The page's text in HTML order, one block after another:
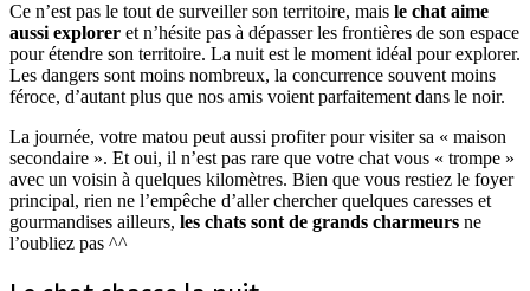
Ce n’est pas le tout de surveiller son territoire, mais le chat aime
aussi explorer et n’hésite pas à dépasser les frontières de son espace
pour étendre son territoire. La nuit est le moment idéal pour explorer.
Les dangers sont moins nombreux, la concurrence souvent moins
féroce, d’autant plus que nos amis voient parfaitement dans le noir.
La journée, votre matou peut aussi profiter pour visiter sa « maison
secondaire ». Et oui, il n’est pas rare que votre chat vous « trompe »
avec un voisin à quelques kilomètres. Bien que vous restiez le foyer
principal, rien ne l’empêche d’aller chercher quelques caresses et
gourmandises ailleurs, les chats sont de grands charmeurs ne
l’oubliez pas ^^